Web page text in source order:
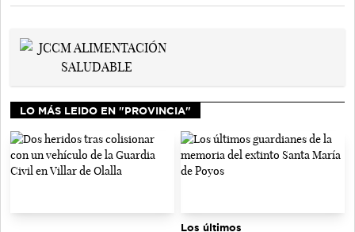
LO MÁS LEIDO EN "PROVINCIA"
Los últimos